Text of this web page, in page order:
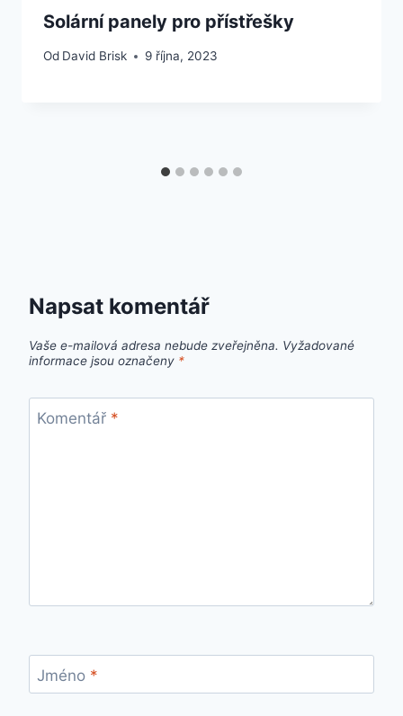
Solární panely pro přístřešky
Od David Brisk 9 října, 2023
Napsat komentář
Vaše e-mailová adresa nebude zveřejněna. Vyžadované
informace jsou označeny *
Komentář *
Jméno *